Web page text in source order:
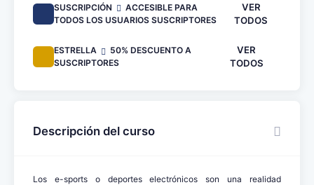
SUSCRIPCIÓN
ACCESIBLE PARA
TODOS LOS USUARIOS SUSCRIPTORES
VER
TODOS
ESTRELLA
50% DESCUENTO A
SUSCRIPTORES
VER
TODOS
Descripción del curso
Los e-sports o deportes electrónicos son una realidad